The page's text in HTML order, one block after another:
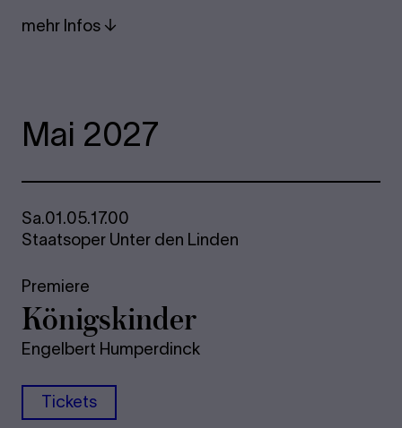
mehr Infos
Mai 2027
Sa.01.05.17.00
Staatsoper Unter den Linden
Premiere
Königskinder
Engelbert Humperdinck
Tickets